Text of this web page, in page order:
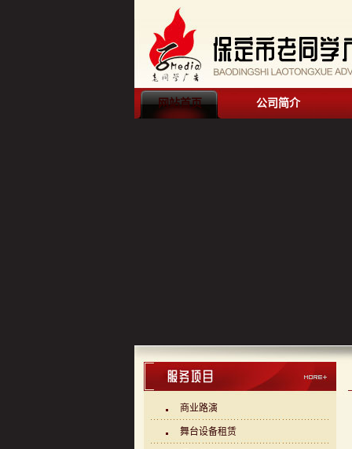
网站首页 公司简介
商业路演
舞台设备租赁